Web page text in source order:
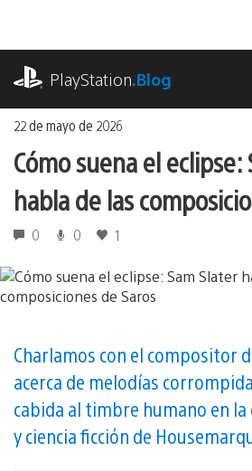
contenido
PlayStation.Blog
22 de mayo de 2026
Cómo suena el eclipse:
habla de las
0 0 1
Charlamos con el compositor
acerca de melodías
cabida al timbre humano en la
y ciencia ficción de